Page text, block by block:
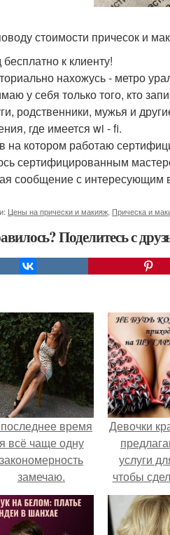
стоимости причесок и
к клиенту!
нахожусь - метро
у себя только того, кто
родственники, мужья и
где имеется wi - fi.
на котором работаю
сертифицированным
сообщение с интересующим
Цены на прически и макияж Прическа и
Поделитесь с
время
я всё чаще одну
закономерность
замечаю.
Девочки
услуги
чтобы
еще